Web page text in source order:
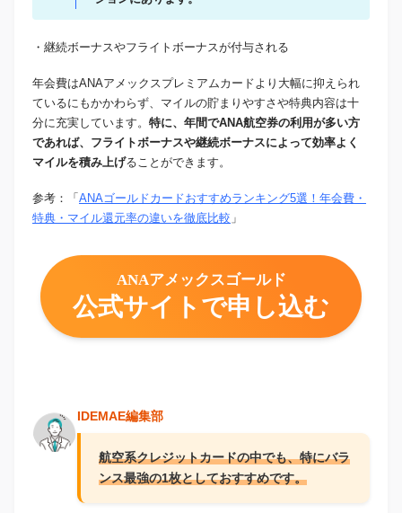
・継続ボーナスやフライトボーナスが付与される
年会費はANAアメックスプレミアムカードより大幅に抑えられ
ているにもかかわらず、マイルの貯まりやすさや特典内容は十
分に充実しています。 特に、年間でANA航空券の利用が多い方
であれば、フライトボーナスや継続ボーナスによって効率よく
マイルを積み上げることができます。
参考：「 ANAゴールドカードおすすめランキング5選！年会費・
特典・マイル還元率の違いを徹底比較 」
ANAアメックスゴールド
公式サイトで申し込む
IDEMAE編集部
航空系クレジットカードの中でも、特にバラ
ンス最強の1枚としておすすめです。